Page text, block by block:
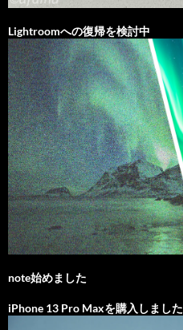
Lightroomへの復帰を検討中
note始めました
iPhone 13 Pro Maxを購入しました